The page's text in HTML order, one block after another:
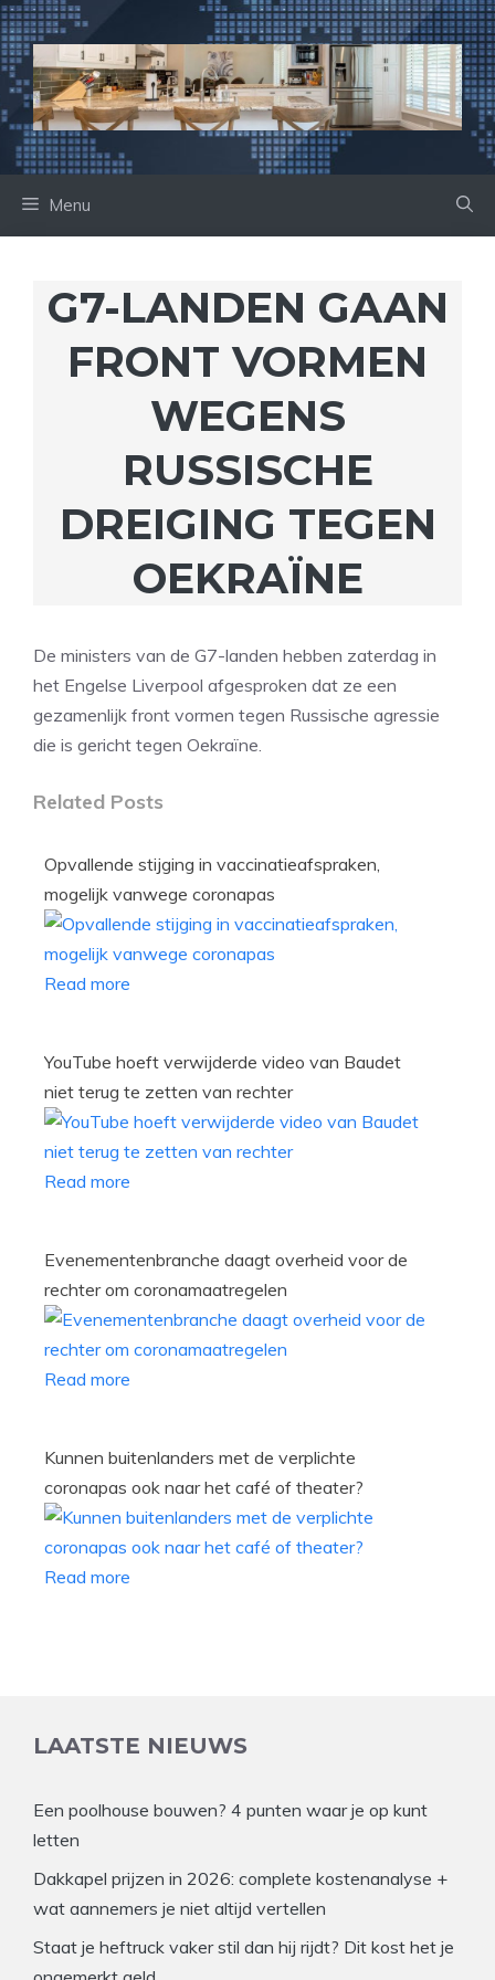
Ga
naar
de
inhoud
Menu
G7-LANDEN GAAN
FRONT VORMEN
WEGENS
RUSSISCHE
DREIGING TEGEN
OEKRAÏNE
De ministers van de G7-landen hebben zaterdag in
het Engelse Liverpool afgesproken dat ze een
gezamenlijk front vormen tegen Russische agressie
die is gericht tegen Oekraïne.
Related Posts
Opvallende stijging in vaccinatieafspraken,
mogelijk vanwege coronapas
Read more
YouTube hoeft verwijderde video van Baudet
niet terug te zetten van rechter
Read more
Evenementenbranche daagt overheid voor de
rechter om coronamaatregelen
Read more
Kunnen buitenlanders met de verplichte
coronapas ook naar het café of theater?
Read more
LAATSTE NIEUWS
Een poolhouse bouwen? 4 punten waar je op kunt
letten
Dakkapel prijzen in 2026: complete kostenanalyse +
wat aannemers je niet altijd vertellen
Staat je heftruck vaker stil dan hij rijdt? Dit kost het je